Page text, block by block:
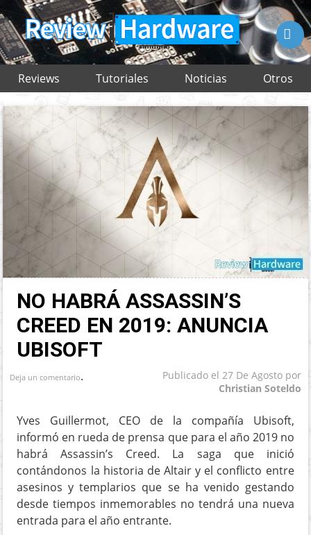
Reviews Tutoriales Noticias Otros
NO HABRÁ ASSASSIN’S
CREED EN 2019: ANUNCIA
UBISOFT
Publicado el 27 De Agostopor
Christian Soteldo
Deja un comentario.
Yves Guillermot, CEO de la compañía Ubisoft,
informó en rueda de prensa que para el año 2019 no
habrá Assassin’s Creed. La saga que inició
contándonos la historia de Altair y el conflicto entre
asesinos y templarios que se ha venido gestando
desde tiempos inmemorables no tendrá una nueva
entrada para el año entrante.
